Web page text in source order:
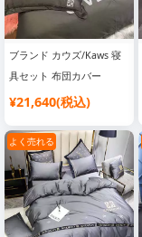
ブランド カウズ/Kaws 寝
具セット 布団カバー
¥21,640(税込)
よく売れる